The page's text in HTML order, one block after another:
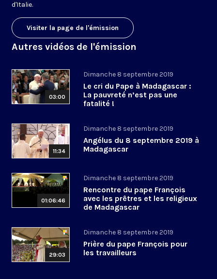
d'Italie.
Visiter la page de l'émission
Autres vidéos de l'émission
03:00
Dimanche 8 septembre 2019
Le cri du Pape à Madagascar :
La pauvreté n’est pas une
fatalité !
11:34
Dimanche 8 septembre 2019
Angélus du 8 septembre 2019 à
Madagascar
01:06:46
Dimanche 8 septembre 2019
Rencontre du pape François
avec les prêtres et les religieux
de Madagascar
29:03
Dimanche 8 septembre 2019
Prière du pape François pour
les travailleurs